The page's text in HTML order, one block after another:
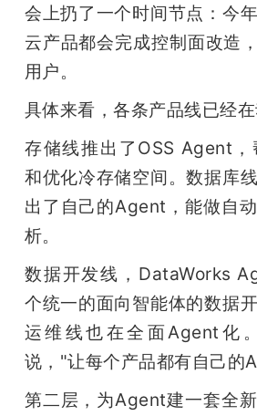
会上扔了一个时间节点：今
云产品都会完成控制面改造
用户。
具体来看，各条产品线已经在
存储线推出了OSS Agent
和优化冷存储空间。数据库
出了自己的Agent，能做自
析。
数据开发线，DataWorks
个统一的面向智能体的数据
运维线也在全面Agent化
说，"让每个产品都有自己的
第二层，为Agent建一套全